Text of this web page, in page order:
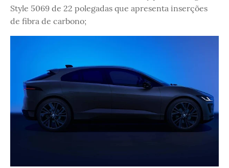
Style 5069 de 22 polegadas que apresenta inserções
de fibra de carbono;